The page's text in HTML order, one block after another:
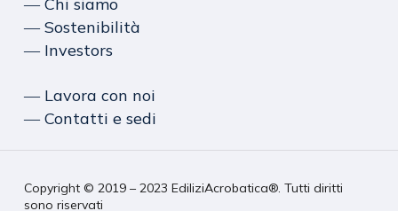
― Chi siamo
― Sostenibilità
― Investors
― Lavora con noi
― Contatti e sedi
Copyright © 2019 – 2023 EdiliziAcrobatica®. Tutti diritti
sono riservati